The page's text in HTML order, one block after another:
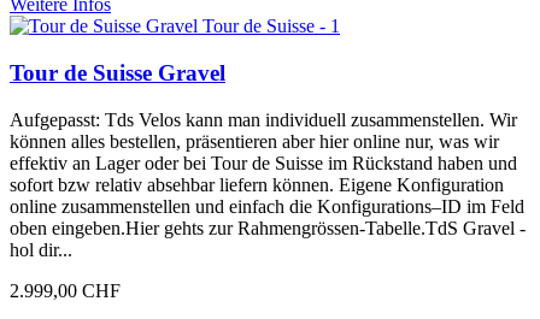
Weitere Infos
Tour de Suisse Gravel
Aufgepasst: Tds Velos kann man individuell zusammenstellen. Wir
können alles bestellen, präsentieren aber hier online nur, was wir
effektiv an Lager oder bei Tour de Suisse im Rückstand haben und
sofort bzw relativ absehbar liefern können. Eigene Konfiguration
online zusammenstellen und einfach die Konfigurations–ID im Feld
oben eingeben.Hier gehts zur Rahmengrössen-Tabelle.TdS Gravel -
hol dir...
2.999,00 CHF